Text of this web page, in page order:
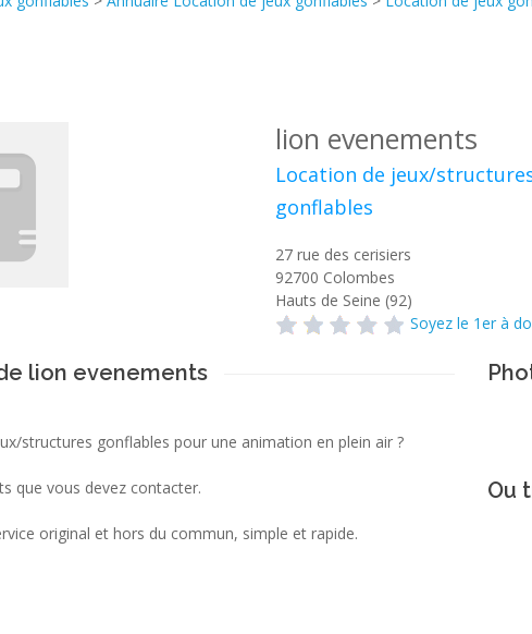
lion evenements
Location de jeux/
gonflables
27 rue des cerisiers
92700 Colombes
Hauts de Seine (92)
Soyez le 1er à
lion evenements
structures gonflables pour une animation en plein air ?
que vous devez contacter.
original et hors du commun, simple et rapide.
Ou